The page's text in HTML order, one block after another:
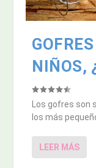
NIÑOS,
Los gofres son
los más
LEER MÁS